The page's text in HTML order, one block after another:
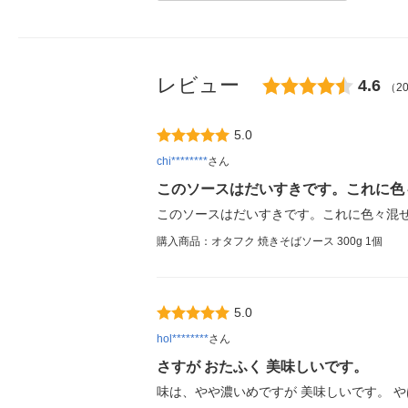
レビュー 4.6 （
5.0
chi********さん
このソースはだいすきです。これに
このソースはだいすきです。これに色々混
購入商品：オタフク 焼きそばソース 300g 1個
5.0
hol********さん
さすが おたふく 美味しいです。
味は、やや濃いめですが 美味しいです。